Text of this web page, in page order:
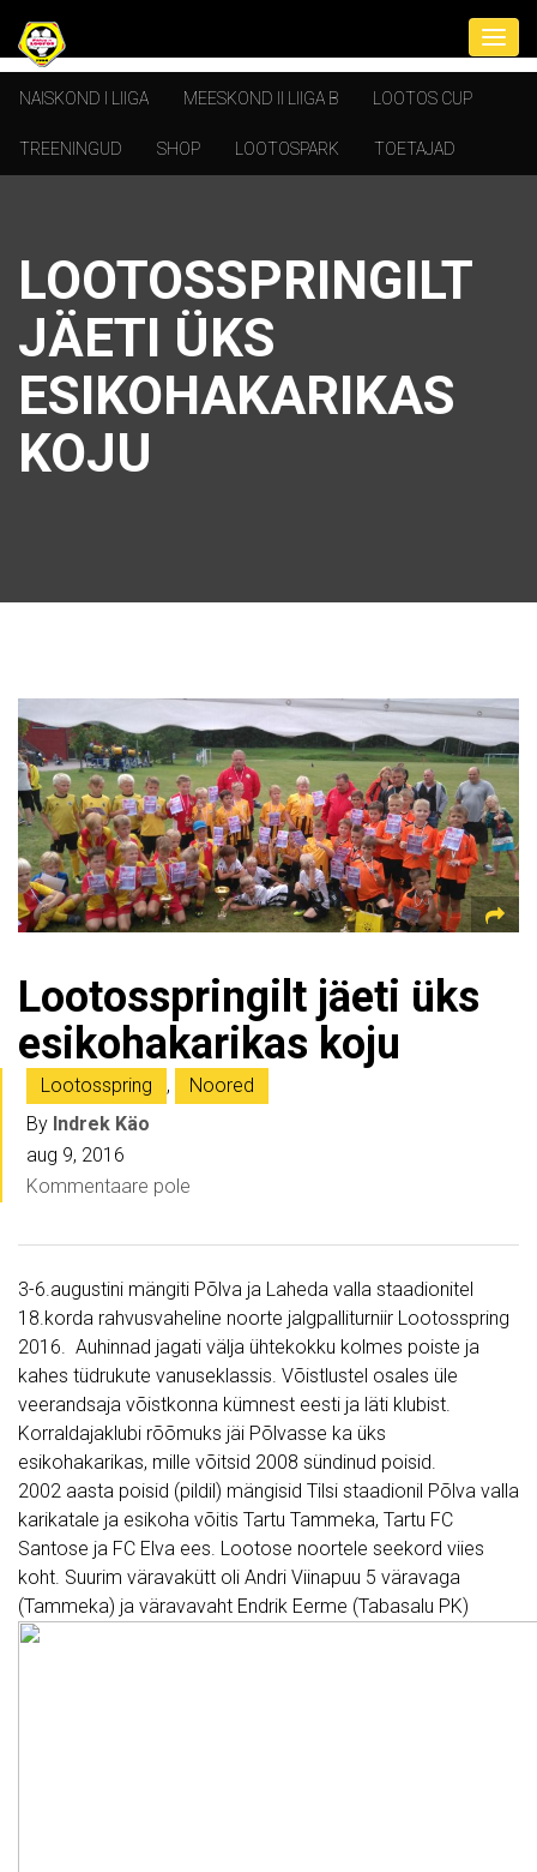
NAISKOND I LIIGA MEESKOND II LIIGA B LOOTOS CUP
TREENINGUD SHOP LOOTOSPARK TOETAJAD
LOOTOSSPRINGILT
JÄETI ÜKS
ESIKOHAKARIKAS
KOJU
Lootosspringilt jäeti üks
esikohakarikas koju
Lootosspring ,
Noored
By Indrek Käo
aug 9, 2016
Kommentaare pole
3-6.augustini mängiti Põlva ja Laheda valla staadionitel
18.korda rahvusvaheline noorte jalgpalliturniir Lootosspring
2016. Auhinnad jagati välja ühtekokku kolmes poiste ja
kahes tüdrukute vanuseklassis. Võistlustel osales üle
veerandsaja võistkonna kümnest eesti ja läti klubist.
Korraldajaklubi rõõmuks jäi Põlvasse ka üks
esikohakarikas, mille võitsid 2008 sündinud poisid.
2002 aasta poisid (pildil) mängisid Tilsi staadionil Põlva valla
karikatale ja esikoha võitis Tartu Tammeka, Tartu FC
Santose ja FC Elva ees. Lootose noortele seekord viies
koht. Suurim väravakütt oli Andri Viinapuu 5 väravaga
(Tammeka) ja väravavaht Endrik Eerme (Tabasalu PK)